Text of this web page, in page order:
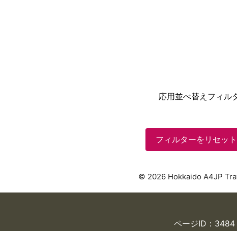
応用並べ替えフィル
フィルターをリセッ
© 2026 Hokkaido A4JP
ページID：3484